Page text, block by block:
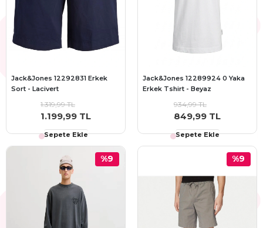
Jack&Jones 12292831 Erkek
Sort - Lacivert
1.319,99 TL
1.199,99 TL
Sepete Ekle
Jack&Jones 12289924 0 Yaka
Erkek Tshirt - Beyaz
934,99 TL
849,99 TL
Sepete Ekle
%9 %9